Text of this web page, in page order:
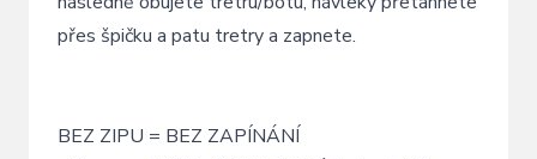
přes špičku a patu tretry a zapnete.
BEZ ZIPU = BEZ ZAPÍNÁNÍ